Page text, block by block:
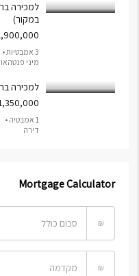
במקור)
3 אמבטיות •
מיני
למכירה
1 אמבטיה •
דירה
Mortgage Calculator
₪
₪